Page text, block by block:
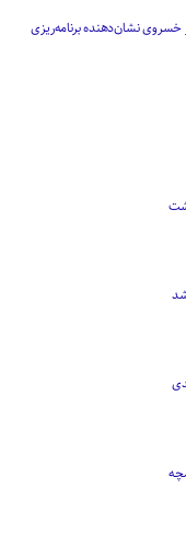
خسروی نشان‌دهنده برنامه‌ریزی